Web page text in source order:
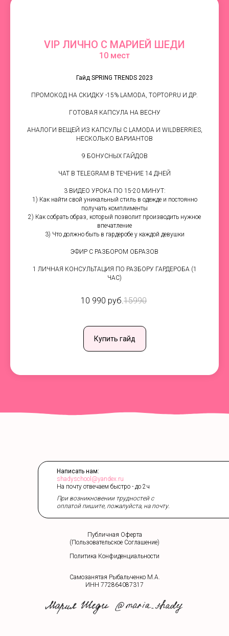
VIP ЛИЧНО С МАРИЕЙ ШЕДИ
10 мест
Гайд SPRING TRENDS 2023
ПРОМОКОД НА СКИДКУ -15% LAMODA, TOPTOP.RU И ДР.
ГОТОВАЯ КАПСУЛА НА ВЕСНУ
АНАЛОГИ ВЕЩЕЙ ИЗ КАПСУЛЫ С LAMODA И WILDBERRIES,
НЕСКОЛЬКО ВАРИАНТОВ
9 БОНУСНЫХ ГАЙДОВ
ЧАТ В TELEGRAM В ТЕЧЕНИЕ 14 ДНЕЙ
3 ВИДЕО УРОКА ПО 15-20 МИНУТ:
1) Как найти свой уникальный стиль в одежде и постоянно
получать комплименты
2) Как собрать образ, который позволит производить нужное
впечатление
3) Что должно быть в гардеробе у каждой девушки
ЭФИР С РАЗБОРОМ ОБРАЗОВ
1 ЛИЧНАЯ КОНСУЛЬТАЦИЯ ПО РАЗБОРУ ГАРДЕРОБА (1
ЧАС)
10 990 руб.15990
Купить гайд
Написать нам:
shadyschool@yandex.ru
На почту отвечаем быстро - до 2ч
При возникновении трудностей с
оплатой пишите, пожалуйста, на почту.
Политика Конфиденциальности
Самозанятая Рыбальченко М.А.
ИНН 772864087317
Публичная Оферта
(Пользовательское Соглашение)